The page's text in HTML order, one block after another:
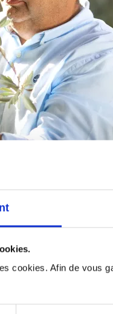
cookies. Afin de vous